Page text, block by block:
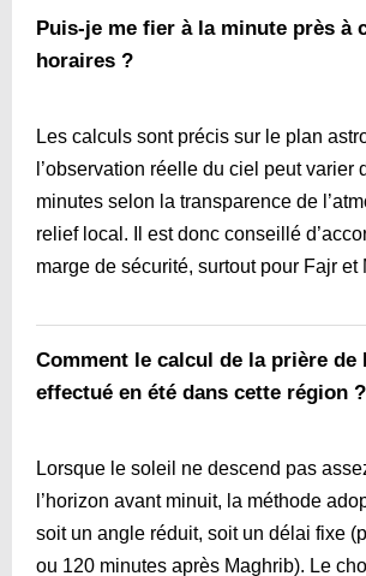
Puis-je me fier à la minute près à
horaires ?
Les calculs sont précis sur le plan
l’observation réelle du ciel peut varier
minutes selon la transparence de
relief local. Il est donc conseillé
marge de sécurité, surtout pour Fajr et
Comment le calcul de la prière de
effectué en été dans cette région ?
Lorsque le soleil ne descend pas
l’horizon avant minuit, la méthode
soit un angle réduit, soit un délai fixe
ou 120 minutes après Maghrib). Le